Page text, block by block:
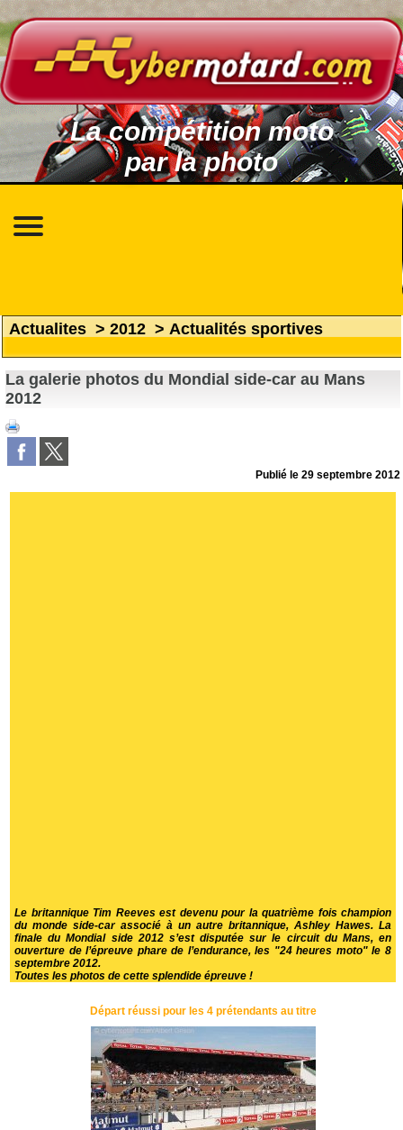
La compétition moto
par la photo
Actualites > 2012 > Actualités sportives
La galerie photos du Mondial side-car au Mans
2012
Publié le29 septembre 2012
Le britannique Tim Reeves est devenu pour la quatrième fois champion
du monde side-car associé à un autre britannique, Ashley Hawes. La
finale du Mondial side 2012 s’est disputée sur le circuit du Mans, en
ouverture de l’épreuve phare de l’endurance, les "24 heures moto" le 8
septembre 2012.
Toutes les photos de cette splendide épreuve !
Départ réussi pour les 4 prétendants au titre